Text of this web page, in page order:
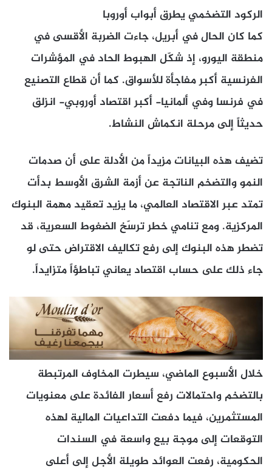
الركود التضخمي يطرق أبواب أوروبا
كما كان الحال في أبريل، جاءت الضربة الأقسى في
منطقة اليورو، إذ شكّل الهبوط الحاد في المؤشرات
الفرنسية أكبر مفاجأة للأسواق. كما أن قطاع التصنيع
في فرنسا وفي ألمانيا- أكبر اقتصاد أوروبي- انزلق
حديثاً إلى مرحلة انكماش النشاط.
تضيف هذه البيانات مزيداً من الأدلة على أن صدمات
النمو والتضخم الناتجة عن أزمة الشرق الأوسط بدأت
تمتد عبر الاقتصاد العالمي، ما يزيد تعقيد مهمة البنوك
المركزية. ومع تنامي خطر ترسّخ الضغوط السعرية، قد
تضطر هذه البنوك إلى رفع تكاليف الاقتراض حتى لو
جاء ذلك على حساب اقتصاد يعاني تباطؤاً متزايداً.
خلال الأسبوع الماضي، سيطرت المخاوف المرتبطة
بالتضخم واحتمالات رفع أسعار الفائدة على معنويات
المستثمرين، فيما دفعت التداعيات المالية لهذه
التوقعات إلى موجة بيع واسعة في السندات
الحكومية، رفعت العوائد طويلة الأجل إلى أعلى